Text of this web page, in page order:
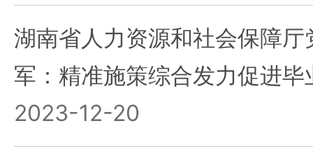
湖南省人力资源和社会保障
军：精准施策综合发力促进毕
2023-12-20